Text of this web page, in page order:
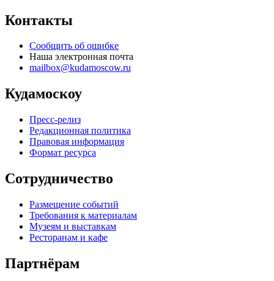
Контакты
Сообщить об ошибке
Наша электронная почта
mailbox@kudamoscow.ru
Кудамоскоу
Пресс-релиз
Редакционная политика
Правовая информация
Формат ресурса
Сотрудничество
Размещение событий
Требования к материалам
Музеям и выставкам
Ресторанам и кафе
Партнёрам